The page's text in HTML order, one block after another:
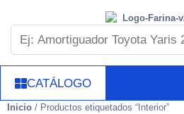
CATÁLOGO
Inicio / Productos etiquetados “Interior”